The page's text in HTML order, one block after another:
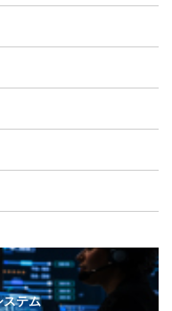
ステム